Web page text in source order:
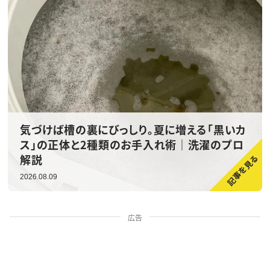
気づけば槽の裏にびっしり。夏に増える「黒いカ
ス」の正体と2種類のお手入れ術｜洗濯のプロ
解説
2026.08.09
広告